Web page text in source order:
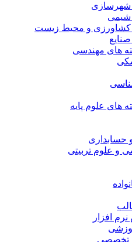
شهرسازی
شیمی
کشاورزی و محیط زیست
های مهندسی
های علوم پایه
حسابداری
و علوم تربیتی
افزار
تخصصی